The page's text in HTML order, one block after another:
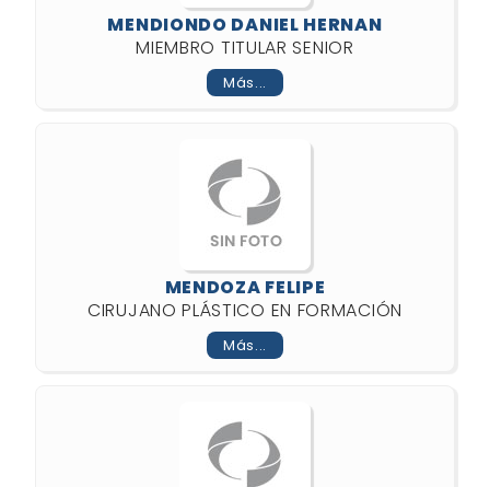
MENDIONDO DANIEL HERNAN
MIEMBRO TITULAR SENIOR
Más...
MENDOZA FELIPE
CIRUJANO PLÁSTICO EN FORMACIÓN
Más...